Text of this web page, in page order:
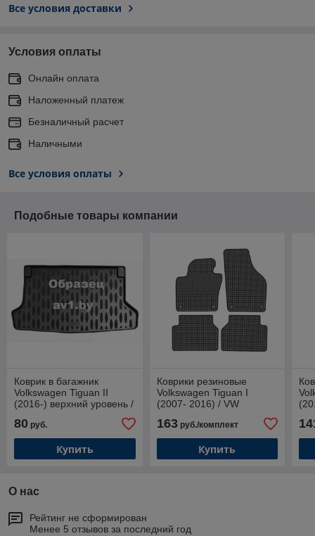
Все условия доставки
Условия оплаты
Онлайн оплата
Наложенный платеж
Безналичный расчет
Наличными
Все условия оплаты
Подобные товары компании
Коврик в багажник
Volkswagen Tiguan II
(2016-) верхний уровень /
[72058] / Aileron
80 руб.
Купить
Коврики резиновые
Volkswagen Tiguan I
(2007- 2016) / VW
(2007-2015) [63510]
(Petex)
163руб./комплект
Купить
О нас
Рейтинг не сформирован
Менее 5 отзывов за последний год